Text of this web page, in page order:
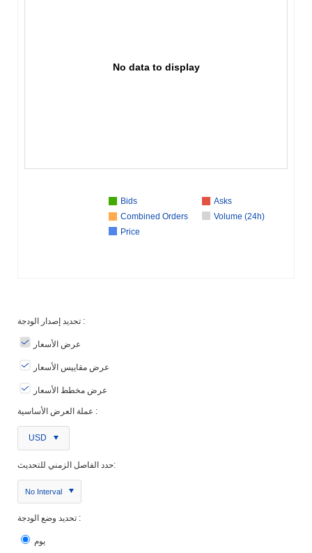
No data to display
Bids
Asks
Combined Orders
Volume (24h)
Price
تحديد إصدار الودجة :
عرض الأسعار
عرض مقاييس الأسعار
عرض مخطط الأسعار
عملة العرض الأساسية :
USD
حدد الفاصل الزمني للتحديث:
No Interval
تحديد وضع الودجة :
يوم